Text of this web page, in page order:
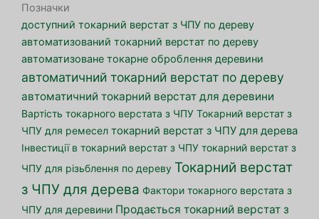
Позначки
доступний токарний верстат з ЧПУ по дереву
автоматизований токарний верстат по дереву
автоматизоване токарне оброблення деревини
автоматичний токарний верстат по дереву
автоматичний токарний верстат для деревини
Вартість токарного верстата з ЧПУ Токарний верстат з
ЧПУ для ремесел токарний верстат з ЧПУ для дерева
Інвестиції в токарний верстат з ЧПУ токарний верстат з
ЧПУ для різьблення по дереву Токарний верстат
з ЧПУ для дерева Фактори токарного верстата з
ЧПУ для деревини Продається токарний верстат з